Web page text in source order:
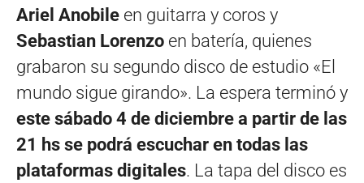
Ariel Anobile en guitarra y coros y
Sebastian Lorenzo en batería, quienes
grabaron su segundo disco de estudio «El
mundo sigue girando». La espera terminó y
este sábado 4 de diciembre a partir de las
21 hs se podrá escuchar en todas las
plataformas digitales. La tapa del disco es